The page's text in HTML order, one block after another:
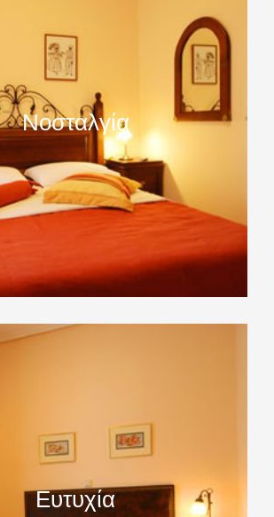
Νοσταλγία
Ευτυχία